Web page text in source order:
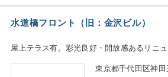
水道橋フロント（旧：金沢ビル）
屋上テラス有。彩光良好・開放感あるリニ
東京都千代田区神田